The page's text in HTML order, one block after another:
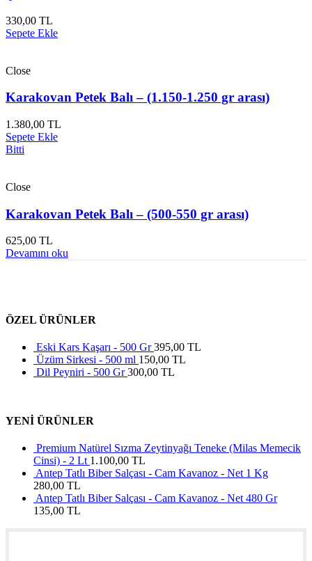
330,00 TL
Sepete Ekle
Close
Karakovan Petek Balı – (1.150-1.250 gr arası)
1.380,00 TL
Sepete Ekle
Bitti
Close
Karakovan Petek Balı – (500-550 gr arası)
625,00 TL
Devamını oku
ÖZEL ÜRÜNLER
Eski Kars Kaşarı - 500 Gr395,00 TL
Üzüm Sirkesi - 500 ml 150,00 TL
Dil Peyniri - 500 Gr300,00 TL
YENİ ÜRÜNLER
Premium Natürel Sızma Zeytinyağı Teneke (Milas Memecik
Cinsi) - 2 Lt 1.100,00 TL
Antep Tatlı Biber Salçası - Cam Kavanoz - Net 1 Kg
280,00 TL
Antep Tatlı Biber Salçası - Cam Kavanoz - Net 480 Gr
135,00 TL